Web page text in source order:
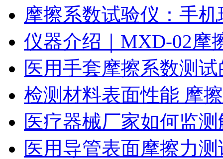
摩擦系数试验仪：手
仪器介绍｜MXD-02摩
医用手套摩擦系数测
检测材料表面性能 摩
医疗器械厂家如何监
医用导管表面摩擦力